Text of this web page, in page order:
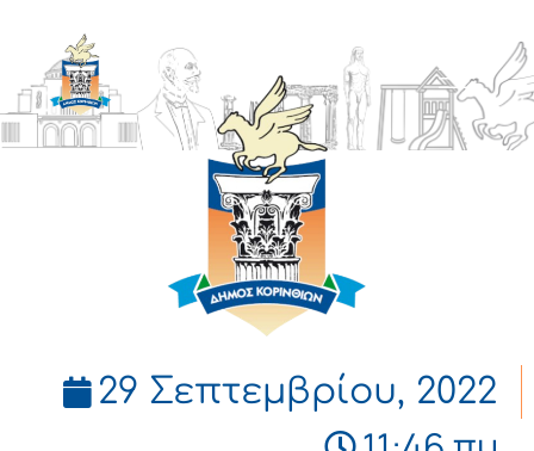
ΔΗΜΟΣ
ΚΟΡΙΝΘΙΩΝ
29 Σεπτεμβρίου, 2022